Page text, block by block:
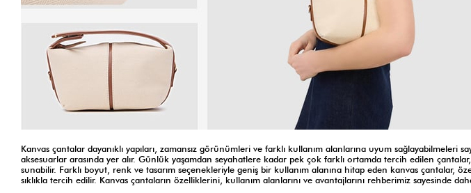
Kanvas çantalar dayanıklı yapıları, zamansız görünümleri ve farklı kullanım alanlarına uyum sağlayabilmeleri
aksesuarlar arasında yer alır. Günlük yaşamdan seyahatlere kadar pek çok farklı ortamda tercih edilen
sunabilir. Farklı boyut, renk ve tasarım seçenekleriyle geniş bir kullanım alanına hitap eden kanvas çantalar,
sıklıkla tercih edilir. Kanvas çantaların özelliklerini, kullanım alanlarını ve avantajlarını rehberimiz sayesinde